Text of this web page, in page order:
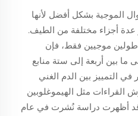
الموجية بشكل أفضل لأنها
أجزاء مختلفة من الطيف.
طولين موجيين فقط، فإن
بين أربعة إلى ستة منابع
في التمييز بين الدم الغني
القراءات مثل الهيموغلوبين
أظهرت دراسة نُشرت في عام